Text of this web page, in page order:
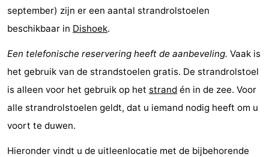
september) zijn er een aantal strandrolstoelen
beschikbaar in Dishoek.
Een telefonische reservering heeft de aanbeveling. Vaak is
het gebruik van de strandstoelen gratis. De strandrolstoel
is alleen voor het gebruik op het strand én in de zee. Voor
alle strandrolstoelen geldt, dat u iemand nodig heeft om u
voort te duwen.
Hieronder vindt u de uitleenlocatie met de bijbehorende